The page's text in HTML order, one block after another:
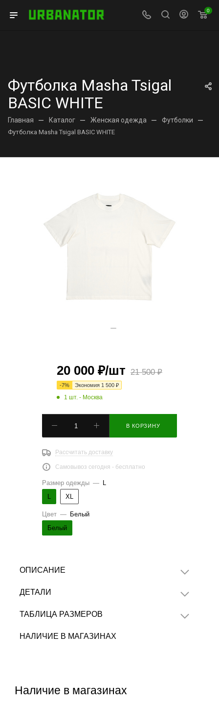
0
Футболка Masha Tsigal
BASIC WHITE
Главная — Каталог — Женская одежда — Футболки —
Футболка Masha Tsigal BASIC WHITE
20 000 ₽/шт 21 500₽
-7% Экономия 1 500 ₽
1 шт. - Москва
В КОРЗИНУ
Рассчитать доставку
Самовывоз сегодня - бесплатно
Размер одежды — L
L
XL
Цвет — Белый
Белый
ОПИСАНИЕ
ДЕТАЛИ
ТАБЛИЦА РАЗМЕРОВ
НАЛИЧИЕ В МАГАЗИНАХ
Наличие в магазинах